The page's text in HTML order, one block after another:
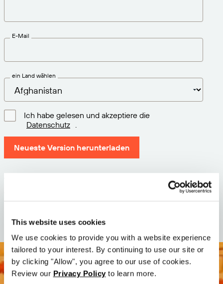
This website uses cookies
We use cookies to provide you with a website experience
tailored to your interest. By continuing to use our site or
by clicking "Allow", you agree to our use of cookies.
Review our Privacy Policy to learn more.
E-Mail
ein Land wählen
Ich habe gelesen und akzeptiere die
Datenschutz
Neueste Version herunterladen
Datum: 2026-05-05